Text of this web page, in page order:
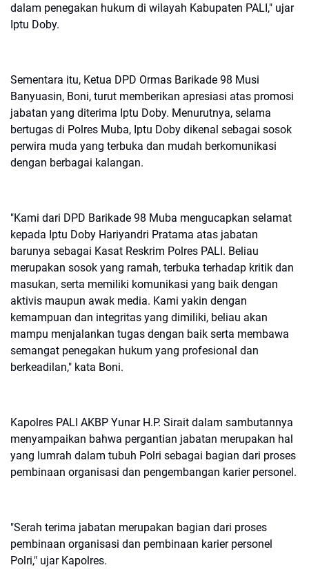
dalam penegakan hukum di wilayah Kabupaten PALI," ujar
Iptu Doby.
Sementara itu, Ketua DPD Ormas Barikade 98 Musi
Banyuasin, Boni, turut memberikan apresiasi atas promosi
jabatan yang diterima Iptu Doby. Menurutnya, selama
bertugas di Polres Muba, Iptu Doby dikenal sebagai sosok
perwira muda yang terbuka dan mudah berkomunikasi
dengan berbagai kalangan.
"Kami dari DPD Barikade 98 Muba mengucapkan selamat
kepada Iptu Doby Hariyandri Pratama atas jabatan
barunya sebagai Kasat Reskrim Polres PALI. Beliau
merupakan sosok yang ramah, terbuka terhadap kritik dan
masukan, serta memiliki komunikasi yang baik dengan
aktivis maupun awak media. Kami yakin dengan
kemampuan dan integritas yang dimiliki, beliau akan
mampu menjalankan tugas dengan baik serta membawa
semangat penegakan hukum yang profesional dan
berkeadilan," kata Boni.
Kapolres PALI AKBP Yunar H.P. Sirait dalam sambutannya
menyampaikan bahwa pergantian jabatan merupakan hal
yang lumrah dalam tubuh Polri sebagai bagian dari proses
pembinaan organisasi dan pengembangan karier personel.
"Serah terima jabatan merupakan bagian dari proses
pembinaan organisasi dan pembinaan karier personel
Polri," ujar Kapolres.